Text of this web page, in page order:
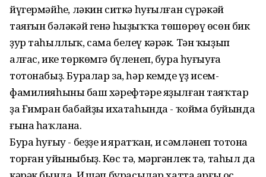
йүгермәйһең, ләкин ситкә һуғылған сүрәкәй
таяғын бәләкәй генә һыҙыҡҡа төшөрөү өсөн бик
ҙур таһыллыҡ, сама белеү кәрәк. Тән ҡыҙып
алғас, ике төркөмгә бүленеп, бура һуғыуға
тотонабыҙ. Буралар за, һәр кемдең үҙ исем-
фамилияһының баш хәрефтәре яҙылған таяҡтар
ҙа Ғимран бабайҙың ихатаһында - ҡойма буйында
ғына һаҡлана.
Бура һуғыу - беҙҙең иң яратҡан, иң сәмләнеп тотона
торған уйыныбыҙ. Көс тә, мәргәнлек тә, таһыл да